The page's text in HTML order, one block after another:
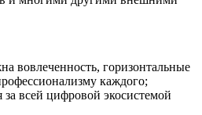
вовлеченность, горизонтальные
каждого;
всей цифровой экосистемой